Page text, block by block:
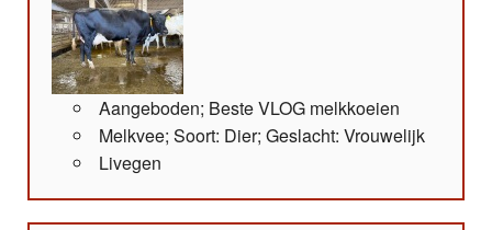
Aangeboden; Beste VLOG melkkoeien
Melkvee; Soort: Dier; Geslacht: Vrouwelijk
Livegen